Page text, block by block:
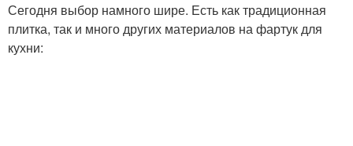
Сегодня выбор намного шире. Есть как традиционная
плитка, так и много других материалов на фартук для
кухни: